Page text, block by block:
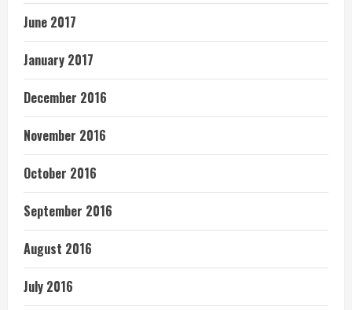
June 2017
January 2017
December 2016
November 2016
October 2016
September 2016
August 2016
July 2016